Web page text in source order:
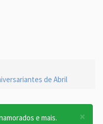
de Abril
×
e mais.